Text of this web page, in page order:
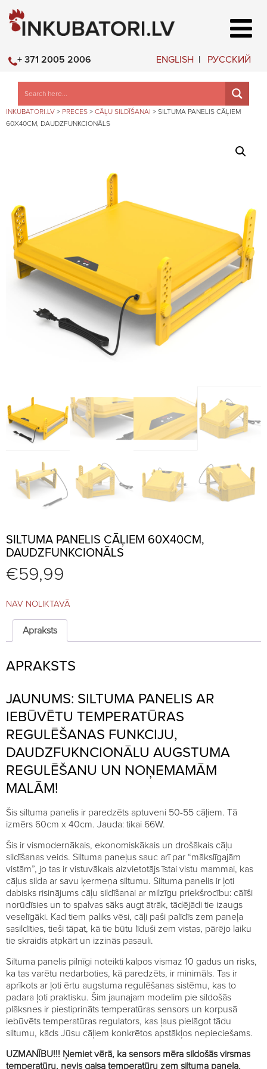
ENGLISH РУССКИЙ
+ 371 2005 2006
INKUBATORI.LV > PRECES > CĀĻU SILDĪŠANAI > SILTUMA PANELIS CĀĻIEM
60X40CM, DAUDZFUNKCIONĀLS
SILTUMA PANELIS CĀĻIEM 60X40CM,
DAUDZFUNKCIONĀLS
€59,99
NAV NOLIKTAVĀ
Apraksts
APRAKSTS
JAUNUMS: SILTUMA PANELIS AR
IEBŪVĒTU TEMPERATŪRAS
REGULĒŠANAS FUNKCIJU,
DAUDZFUKNCIONĀLU AUGSTUMA
REGULĒŠANU UN NOŅEMAMĀM
MALĀM!
Šis siltuma panelis ir paredzēts aptuveni 50-55 cāļiem. Tā
izmērs 60cm x 40cm. Jauda: tikai 66W.
Šis ir vismodernākais, ekonomiskākais un drošākais cāļu
sildīšanas veids. Siltuma paneļus sauc arī par “mākslīgajām
vistām”, jo tas ir vistuvākais aizvietotājs īstai vistu mammai, kas
cāļus silda ar savu ķermeņa siltumu. Siltuma panelis ir ļoti
dabisks risinājums cāļu sildīšanai ar milzīgu priekšrocību: cālīši
norūdīsies un to spalvas sāks augt ātrāk, tādējādi tie izaugs
veselīgāki. Kad tiem paliks vēsi, cāļi paši palīdīs zem paneļa
sasildīties, tieši tāpat, kā tie būtu līduši zem vistas, pārējo laiku
tie skraidīs atpkārt un izzinās pasauli.
Siltuma panelis pilnīgi noteikti kalpos vismaz 10 gadus un risks,
ka tas varētu nedarboties, kā paredzēts, ir minimāls. Tas ir
aprīkots ar ļoti ērtu augstuma regulēšanas sistēmu, kas to
padara ļoti praktisku. Šim jaunajam modelim pie sildošās
plāksnes ir piestiprināts temperatūras sensors un korpusā
iebūvēts temperatūras regulators, kas ļaus pielāgot tādu
siltumu, kāds Jūsu cāļiem konkrētos apstākļos nepieciešams.
UZMANĪBU!!! Ņemiet vērā, ka sensors mēra sildošās virsmas
temperatūru, nevis gaisa temperatūru zem siltuma paneļa,